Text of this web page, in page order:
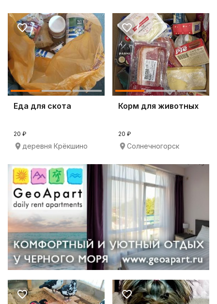
Еда для скота
20 ₽
деревня Крёкшино
Корм для животных
20 ₽
Солнечногорск